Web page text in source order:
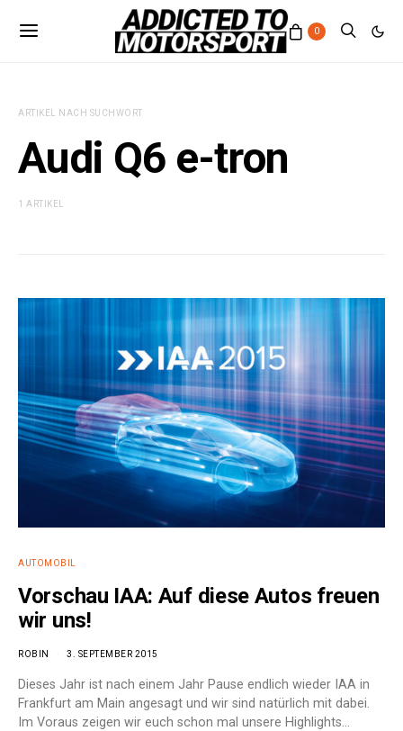
0
ARTIKEL NACH SUCHWORT
Audi Q6 e-tron
1 ARTIKEL
AUTOMOBIL
Vorschau IAA: Auf diese Autos freuen
wir uns!
ROBIN 3. SEPTEMBER 2015
Dieses Jahr ist nach einem Jahr Pause endlich wieder IAA in
Frankfurt am Main angesagt und wir sind natürlich mit dabei.
Im Voraus zeigen wir euch schon mal unsere Highlights…